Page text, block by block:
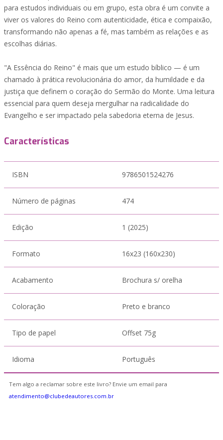
para estudos individuais ou em grupo, esta obra é um convite a
viver os valores do Reino com autenticidade, ética e compaixão,
transformando não apenas a fé, mas também as relações e as
escolhas diárias.
"A Essência do Reino" é mais que um estudo bíblico — é um
chamado à prática revolucionária do amor, da humildade e da
justiça que definem o coração do Sermão do Monte. Uma leitura
essencial para quem deseja mergulhar na radicalidade do
Evangelho e ser impactado pela sabedoria eterna de Jesus.
Características
ISBN 9786501524276
Número de páginas 474
Edição 1 (2025)
Formato 16x23 (160x230)
Acabamento Brochura s/ orelha
Coloração Preto e branco
Tipo de papel Offset 75g
Idioma Português
Tem algo a reclamar sobre este livro? Envie um email para
atendimento@clubedeautores.com.br